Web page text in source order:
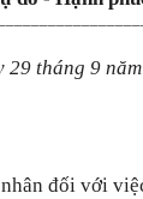
29 tháng 9
đối với